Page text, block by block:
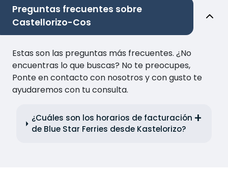
Preguntas frecuentes sobre
Castellorizo-Cos
Estas son las preguntas más frecuentes. ¿No
encuentras lo que buscas? No te preocupes,
Ponte en contacto con nosotros y con gusto te
ayudaremos con tu consulta.
¿Cuáles son los horarios de facturación
de Blue Star Ferries desde Kastelorizo?